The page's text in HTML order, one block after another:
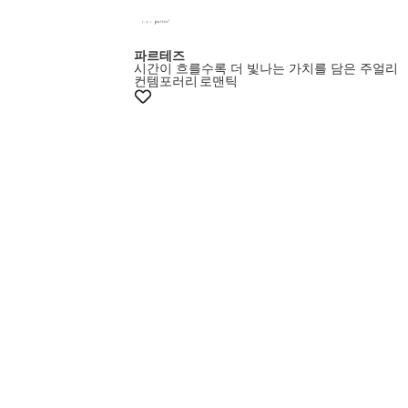
파르테즈
시간이 흐를수록 더 빛나는 가치를 담은 주얼리
컨템포러리 로맨틱